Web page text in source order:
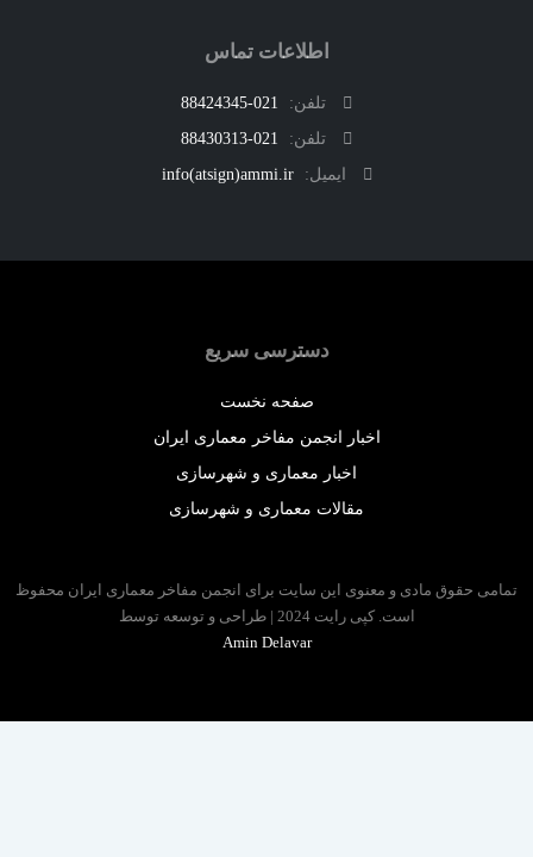
اطلاعات تماس
تلفن:
021-88424345
تلفن:
021-88430313
ایمیل:
info(atsign)ammi.ir
دسترسی سریع
صفحه نخست
اخبار انجمن مفاخر معماری ایران
اخبار معماری و شهرسازی
مقالات معماری و شهرسازی
حقوق مادی و معنوی این سایت برای انجمن مفاخر معماری ایران محفوظ
است. کپی رایت 2024 | طراحی و توسعه توسط
Amin Delavar